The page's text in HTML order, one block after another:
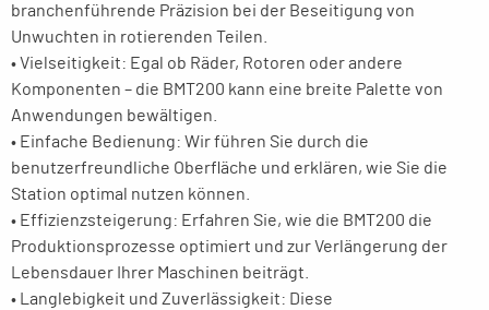
branchenführende Präzision bei der Beseitigung von
Unwuchten in rotierenden Teilen.
• Vielseitigkeit: Egal ob Räder, Rotoren oder andere
Komponenten – die BMT200 kann eine breite Palette von
Anwendungen bewältigen.
• Einfache Bedienung: Wir führen Sie durch die
benutzerfreundliche Oberfläche und erklären, wie Sie die
Station optimal nutzen können.
• Effizienzsteigerung: Erfahren Sie, wie die BMT200 die
Produktionsprozesse optimiert und zur Verlängerung der
Lebensdauer Ihrer Maschinen beiträgt.
• Langlebigkeit und Zuverlässigkeit: Diese